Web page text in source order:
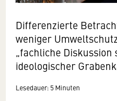
Differenzierte
weniger
„fachliche Diskussion
ideologischer
Lesedauer: 5 Minuten